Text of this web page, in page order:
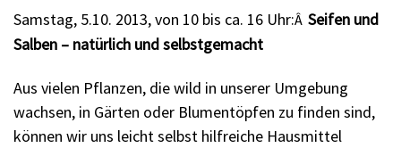
Samstag, 5.10. 2013, von 10 bis ca. 16 Uhr:Â Seifen und
Salben – natürlich und selbstgemacht
Aus vielen Pflanzen, die wild in unserer Umgebung
wachsen, in Gärten oder Blumentöpfen zu finden sind,
können wir uns leicht selbst hilfreiche Hausmittel